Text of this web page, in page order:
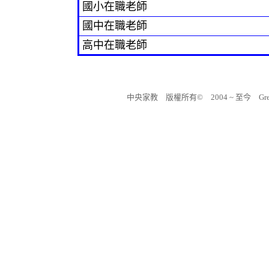
國小在職老師
國中在職老師
高中在職老師
中央家教 版權所有© 2004 ~ 至今